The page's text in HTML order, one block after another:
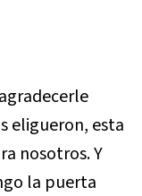
eligueron, esta
nosotros. Y
la puerta